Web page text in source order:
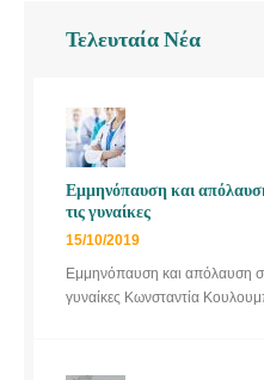
Τελευταία Νέα
Εμμηνόπαυση και
τις γυναίκες
15/10/2019
Εμμηνόπαυση και απόλαυση
γυναίκες Κωνσταντία